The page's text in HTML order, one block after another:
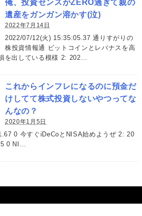
俺、投資センスがZERO過ぎて親の
遺産をガンガン溶かす(泣)
2022年7月14日
2022/07/12(火) 15:35:05.37 通りすがりの
株投資情報通 ビットコインとレバナスを高
を出している模様 2: 202…
これからインフレになるのに預金だ
けしてて株式投資しないやつってな
んなの？
2020年1月5日
0 今すぐiDeCoとNISA始めようぜ 2: 20
0 NI…